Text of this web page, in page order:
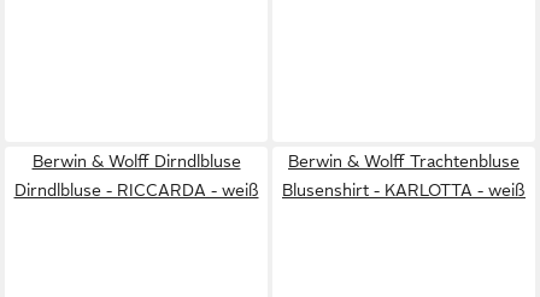
Berwin & Wolff Dirndlbluse
Dirndlbluse - RICCARDA - weiß
Berwin & Wolff Trachtenbluse
Blusenshirt - KARLOTTA - weiß